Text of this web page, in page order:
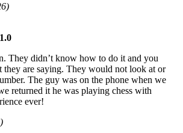
1.0
They didn’t know how to do it and you
they are saying. They would not look at or
The guy was on the phone when we
returned it he was playing chess with
ever!